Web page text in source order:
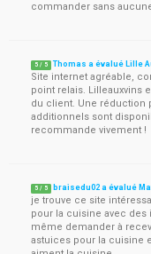
commander sans
5 / 5 Thomas a évalué Lille
Site internet agréable,
point relais. Lilleauxvins
du client. Une réduction
additionnels sont
recommande vivement !
5 / 5 braisedu02 a évalué
je trouve ce site
pour la cuisine avec des
même demander à
astuices pour la cuisine